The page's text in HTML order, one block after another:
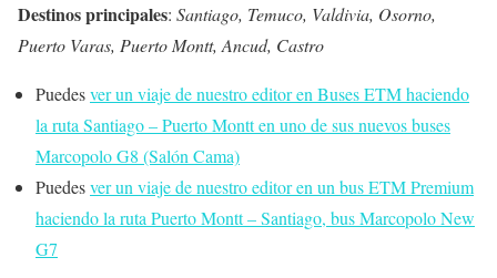
Destinos principales: Santiago, Temuco, Valdivia, Osorno,
Puerto Varas, Puerto Montt, Ancud, Castro
Puedesver un viaje de nuestro editor en Buses ETM haciendo
la ruta Santiago – Puerto Montt en uno de sus nuevos buses
Marcopolo G8 (Salón Cama)
Puedesver un viaje de nuestro editor en un bus ETM Premium
haciendo la ruta Puerto Montt – Santiago, bus Marcopolo New
G7